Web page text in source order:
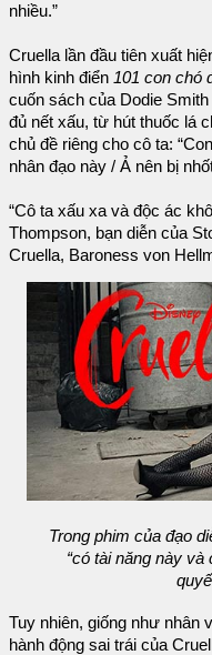
nhiều.”
Cruella lần đầu tiên xuất
hình kinh điển 101 con chó
cuốn sách của Dodie
đủ nết xấu, từ hút thuốc lá
chủ đề riêng cho cô ta:
nhân đạo này / Ả nên bị
“Cô ta xấu xa và độc ác
Thompson, bạn diễn của
Cruella, Baroness von
Trong phim của đạo
“có tài năng này và
Tuy nhiên, giống như nhân
hành động sai trái của